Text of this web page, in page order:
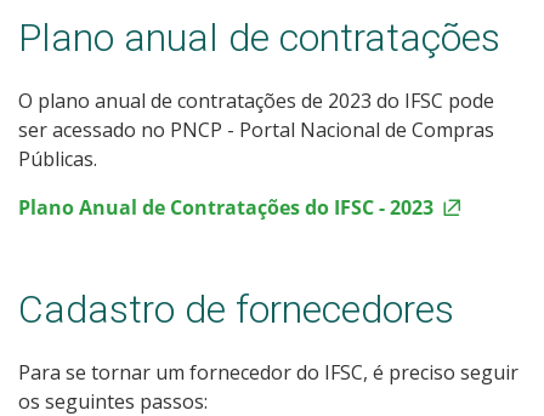
Plano anual de contratações
O plano anual de contratações de 2023 do IFSC pode
ser acessado no PNCP - Portal Nacional de Compras
Públicas.
Plano Anual de Contratações do IFSC - 2023
Cadastro de fornecedores
Para se tornar um fornecedor do IFSC, é preciso seguir
os seguintes passos: